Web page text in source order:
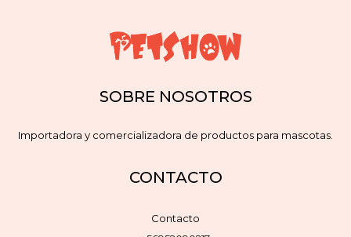
SOBRE NOSOTROS
Importadora y comercializadora de productos para mascotas.
CONTACTO
Contacto